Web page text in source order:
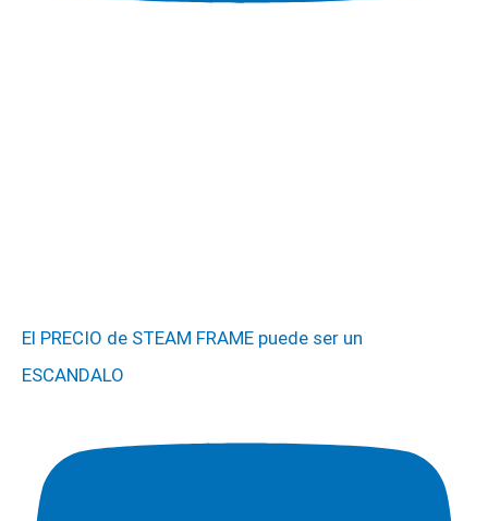
El PRECIO de STEAM FRAME puede ser un
ESCANDALO